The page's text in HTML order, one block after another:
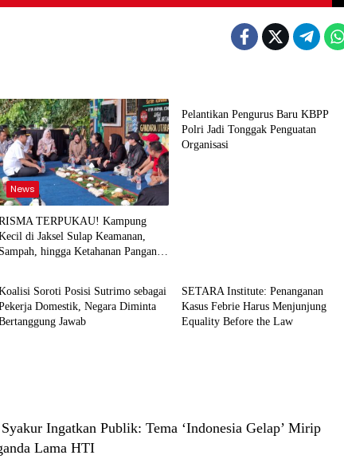
News
TERPUKAU! Kampung
di Jaksel Sulap Keamanan,
Sampah, hingga Ketahanan Pangan
Pelantikan Pengurus Baru KBPP
Polri Jadi Tonggak Penguatan
Organisasi
News
Soroti Posisi Sutrimo sebagai
Domestik, Negara Diminta
Jawab
SETARA Institute: Penanganan
Kasus Febrie Harus Menjunjung
Equality Before the Law
Ingatkan Publik: Tema ‘Indonesia Gelap’ Mirip
Lama HTI